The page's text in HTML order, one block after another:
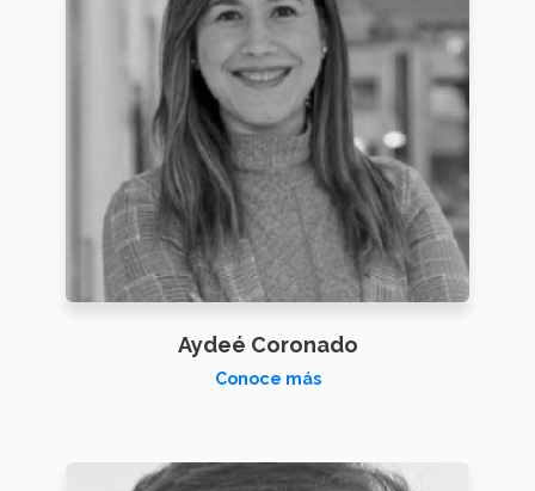
Aydeé Coronado
Conoce más